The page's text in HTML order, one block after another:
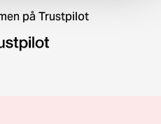
på Trustpilot